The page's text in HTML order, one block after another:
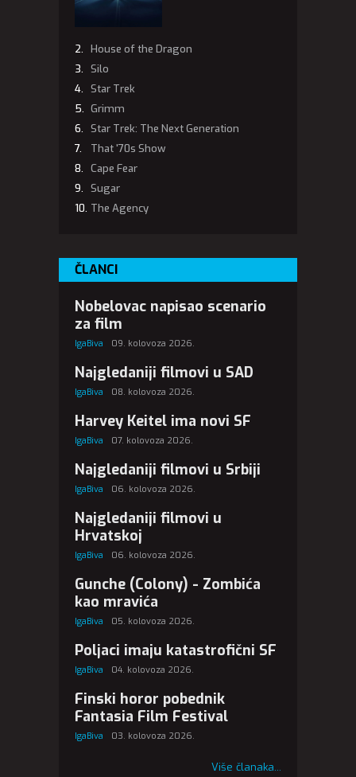
House of the Dragon
Silo
Star Trek
Grimm
Star Trek: The Next Generation
That '70s Show
Cape Fear
Sugar
The Agency
ČLANCI
Nobelovac napisao scenario
za film
IgaBiva 09. kolovoza 2026.
Najgledaniji filmovi u SAD
IgaBiva 08. kolovoza 2026.
Harvey Keitel ima novi SF
IgaBiva 07. kolovoza 2026.
Najgledaniji filmovi u Srbiji
IgaBiva 06. kolovoza 2026.
Najgledaniji filmovi u
Hrvatskoj
IgaBiva 06. kolovoza 2026.
Gunche (Colony) - Zombića
kao mravića
IgaBiva 05. kolovoza 2026.
Poljaci imaju katastrofični SF
IgaBiva 04. kolovoza 2026.
Finski horor pobednik
Fantasia Film Festival
IgaBiva 03. kolovoza 2026.
Više članaka...